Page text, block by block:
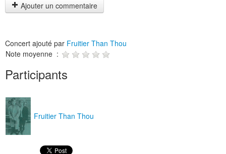
Ajouter un commentaire
Concert ajouté par Fruitier Than Thou
Note moyenne :
Participants
Fruitier Than Thou